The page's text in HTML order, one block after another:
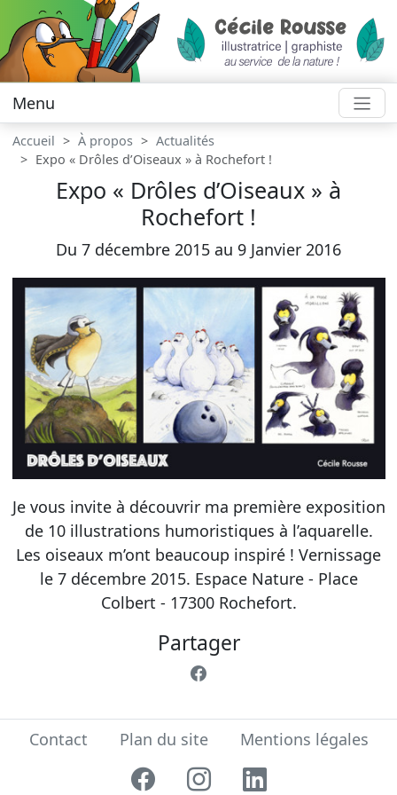
Menu
Accueil À propos
Actualités
Expo « Drôles d’Oiseaux » à Rochefort !
Expo « Drôles d’Oiseaux » à
Rochefort !
Du 7 décembre 2015 au 9 Janvier 2016
Je vous invite à découvrir ma première exposition
de 10 illustrations humoristiques à l’aquarelle.
Les oiseaux m’ont beaucoup inspiré ! Vernissage
le 7 décembre 2015. Espace Nature - Place
Colbert - 17300 Rochefort.
Partager
Contact Plan du site Mentions légales